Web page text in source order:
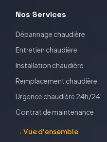
Nos Services
Dépannage chaudière
Entretien chaudière
Installation chaudière
Remplacement chaudière
Urgence chaudière 24h/24
Contrat de maintenance
→ Vue d'ensemble